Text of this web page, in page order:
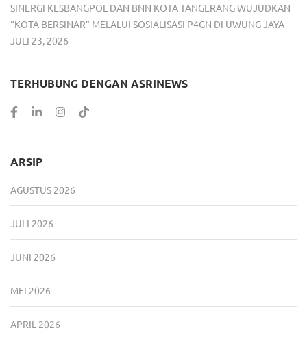
SINERGI KESBANGPOL DAN BNN KOTA TANGERANG WUJUDKAN
“KOTA BERSINAR” MELALUI SOSIALISASI P4GN DI UWUNG JAYA
JULI 23, 2026
TERHUBUNG DENGAN ASRINEWS
ARSIP
AGUSTUS 2026
JULI 2026
JUNI 2026
MEI 2026
APRIL 2026